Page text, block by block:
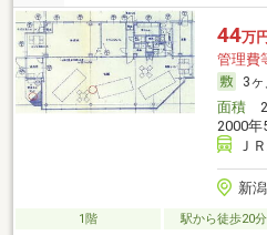
44万
管理費
3ヶ
面積
2000年
Ｊ
新
1階 駅から徒歩20